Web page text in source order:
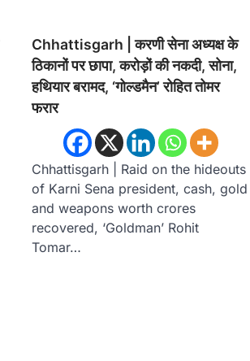
Chhattisgarh | करणी सेना अध्यक्ष के
ठिकानों पर छापा, करोड़ों की नकदी, सोना,
हथियार बरामद, ‘गोल्डमैन’ रोहित तोमर
फरार
Chhattisgarh | Raid on the hideouts
of Karni Sena president, cash, gold
and weapons worth crores
recovered, ‘Goldman’ Rohit
Tomar…